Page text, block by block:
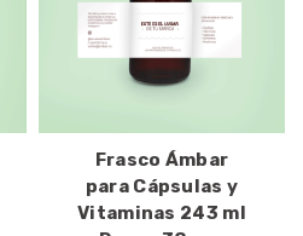
Frasco Ámbar
para Cápsulas y
Vitaminas 243 ml